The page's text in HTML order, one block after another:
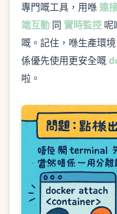
專門嘅工具，用喺連
端互動 同 實時監控 呢
嘅。記住，喺生產環
係優先使用更安全嘅
啦。